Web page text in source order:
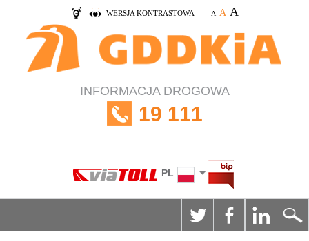
WERSJA KONTRASTOWA A A A
INFORMACJA DROGOWA
19 111
PL